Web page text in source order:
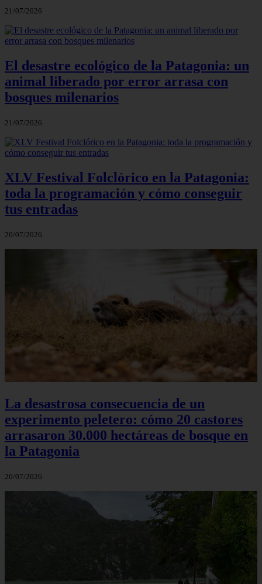
21/07/2026
El desastre ecológico de la Patagonia: un
animal liberado por error arrasa con
bosques milenarios
21/07/2026
XLV Festival Folclórico en la Patagonia:
toda la programación y cómo conseguir
tus entradas
20/07/2026
La desastrosa consecuencia de un
experimento peletero: cómo 20 castores
arrasaron 30.000 hectáreas de bosque en
la Patagonia
20/07/2026